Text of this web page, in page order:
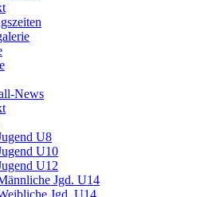
News
U8
U10
U12
Jgd. U14
Jgd. U14